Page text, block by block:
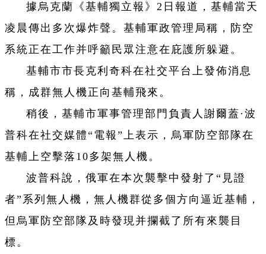
據烏克蘭《基輔獨立報》2日報道，基輔當天
凌晨傳出多次爆炸聲。基輔軍政管理局稱，防空
系統正在工作并呼籲民眾注意在庇護所躲避。
基輔市市長克利奇科在社交平台上發佈消息
稱，成群無人機正向基輔飛來。
稍後，基輔市軍事管理部門負責人謝爾蓋·波
普科在社交媒體“電報”上表示，烏軍防空部隊在
基輔上空擊落10多架無人機。
波普科說，俄軍在本次襲擊中發射了“見證
者”系列無人機，無人機群從多個方向逼近基輔，
但烏軍防空部隊及時發現并攔截了所有來襲目
標。